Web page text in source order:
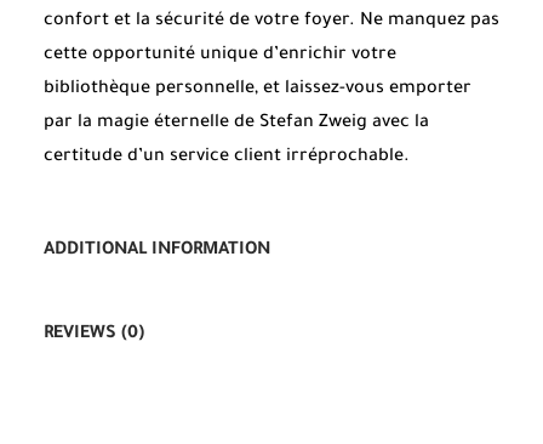
confort et la sécurité de votre foyer. Ne manquez pas
cette opportunité unique d’enrichir votre
bibliothèque personnelle, et laissez-vous emporter
par la magie éternelle de Stefan Zweig avec la
certitude d’un service client irréprochable.
ADDITIONAL INFORMATION
REVIEWS (0)